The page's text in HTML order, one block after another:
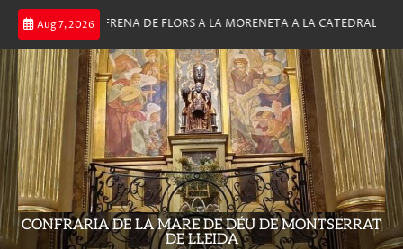
Skip
content
Aug 7, 2026OFRENA DE FLORS A LA MORENETA A LA CATEDRAL DE
CONFRARIA DE LA MARE DE DÉU DE MONTSERRAT
DE LLEIDA